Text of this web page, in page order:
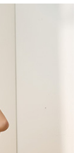
使用之情形，